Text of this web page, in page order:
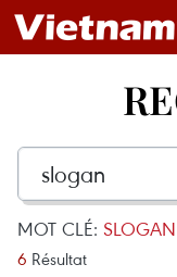
MOT CLÉ: SLOGAN
6 Résultat